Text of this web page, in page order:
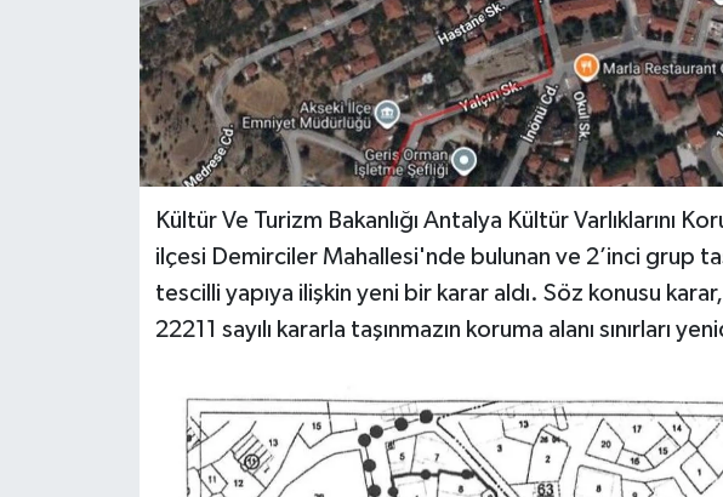
Kültür Ve Turizm Bakanlığı Antalya Kültür Varlıklarını
ilçesi Demirciler Mahallesi'nde bulunan ve 2’inci grup
tescilli yapıya ilişkin yeni bir karar aldı. Söz konusu
22211 sayılı kararla taşınmazın koruma alanı sınırları